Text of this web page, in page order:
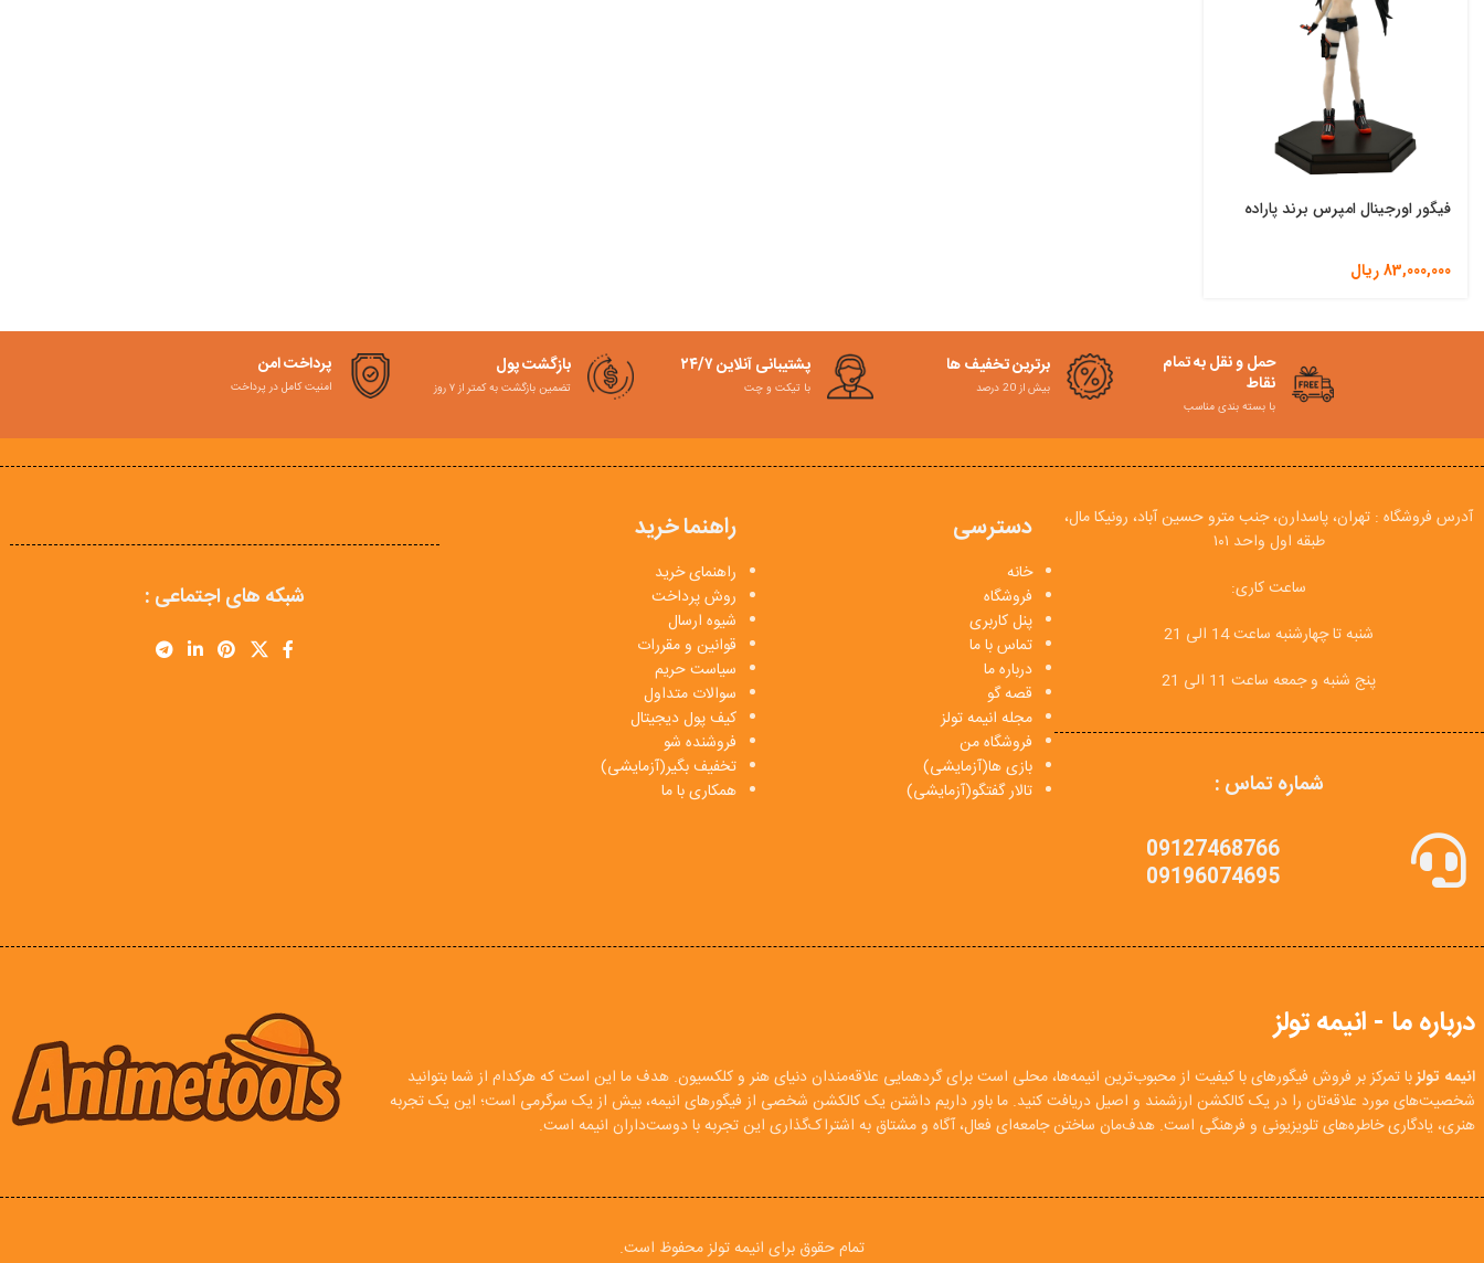
فیگور اورجینال امپرس برند پاراده
83,000,000ریال
حمل و نقل به تمام
نقاط
با بسته بندی مناسب
برترین تخفیف ها
بیش از 20 درصد
پشتیبانی آنلاین ۲۴/۷
با تیکت و چت
بازگشت پول
تضمین بازگشت به کمتر از ۷ روز
پرداخت امن
امنیت کامل در پرداخت
آدرس فروشگاه : تهران، پاسدارن، جنب مترو حسین آباد، رونیکا مال،
طبقه اول واحد ۱۰۱
ساعت کاری:
شنبه تا چهارشنبه ساعت 14 الی 21
پنج شنبه و جمعه ساعت 11 الی 21
شماره تماس :
09127468766
09196074695
دسترسی
خانه
فروشگاه
پنل کاربری
تماس با ما
درباره ما
قصه گو
مجله انیمه تولز
فروشگاه من
بازی ها(آزمایشی)
تالار گفتگو(آزمایشی)
راهنما خرید
راهنمای خرید
روش پرداخت
شیوه ارسال
قوانین و مقررات
سیاست حریم
سوالات متداول
کیف پول دیجیتال
فروشنده شو
تخفیف بگیر(آزمایشی)
همکاری با ما
شبکه های اجتماعی :
درباره ما - انیمه تولز
انیمه تولزبا تمرکز بر فروش فیگورهای با کیفیت از محبوب‌ترین انیمه‌ها، محلی است برای گردهمایی علاقه‌مندان دنیای هنر و کلکسیون. هدف ما این است که هرکدام از شما بتوانید
شخصیت‌های مورد علاقه‌تان را در یک کالکشن ارزشمند و اصیل دریافت کنید. ما باور داریم داشتن یک کالکشن شخصی از فیگورهای انیمه، بیش از یک سرگرمی است؛ این یک تجربه
هنری، یادگاری خاطره‌های تلویزیونی و فرهنگی است. هدف‌مان ساختن جامعه‌ای فعال، آگاه و مشتاق به اشتراک‌گذاری این تجربه با دوست‌داران انیمه است.
تمام حقوق برای انیمه تولز محفوظ است.